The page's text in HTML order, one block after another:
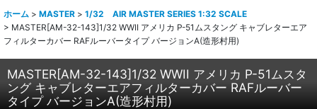
ホーム > MASTER > 1/32 AIR MASTER SERIES 1:32 SCALE
> MASTER[AM-32-143]1/32 WWII アメリカ P-51ムスタング キャブレターエア
フィルターカバー RAFルーバータイプ バージョンA(造形村用)
MASTER[AM-32-143]1/32 WWII アメリカ P-51ムスタ
ング キャブレターエアフィルターカバー RAFルーバー
タイプ バージョンA(造形村用)